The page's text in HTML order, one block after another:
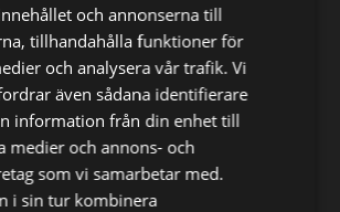
X
och annonserna till
tillhandahålla funktioner för
och analysera vår trafik. Vi
även sådana identifierare
information från din enhet till
medier och annons- och
som vi samarbetar med.
i sin tur kombinera